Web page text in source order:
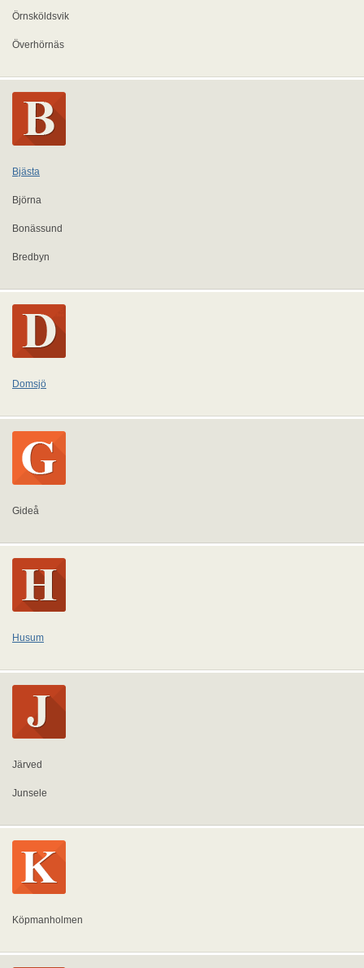
Örnsköldsvik
Överhörnäs
Bjästa
Björna
Bonässund
Bredbyn
Domsjö
Gideå
Husum
Järved
Junsele
Köpmanholmen